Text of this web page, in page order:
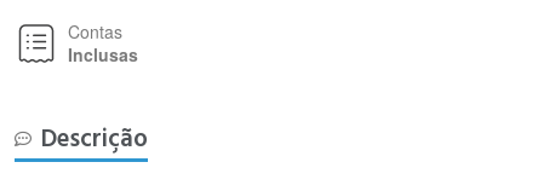
Contas
Inclusas
Descrição